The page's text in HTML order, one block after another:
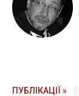
ПУБЛІКАЦІЇ »